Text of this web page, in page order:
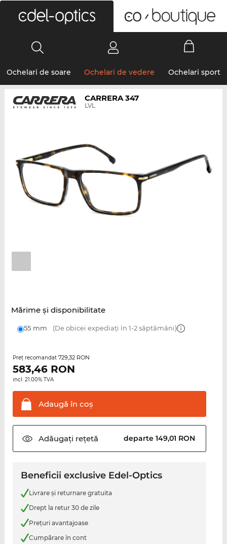
Ochelari de soare Ochelari de vedere Ochelari sport
CARRERA 347
LVL
Mărime şi disponibilitate
55 mm (De obicei expediați în 1-2 săptămâni)
Preţ recomandat 729,32 RON
583,46RON
incl. 21.00% TVA
Adaugă în coş
Adăugați rețetă departe 149,01 RON
Beneficii exclusive Edel-Optics
Livrare şi returnare gratuita
Drept la retur 30 de zile
Preţuri avantajoase
Cumpărare în cont